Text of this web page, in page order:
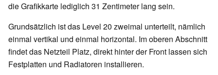
die Grafikkarte lediglich 31 Zentimeter lang sein.
Grundsätzlich ist das Level 20 zweimal unterteilt, nämlich
einmal vertikal und einmal horizontal. Im oberen Abschnitt
findet das Netzteil Platz, direkt hinter der Front lassen sich
Festplatten und Radiatoren installieren.